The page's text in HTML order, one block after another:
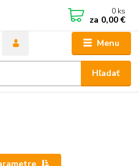
Menu
Hľadať
0 ks
za 0,00 €